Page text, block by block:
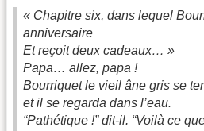
« Chapitre six, dans lequel
anniversaire
Et reçoit deux cadeaux… »
Papa… allez, papa !
Bourriquet le vieil âne gris se
et il se regarda dans l’eau.
“Pathétique !” dit-il. “Voilà ce